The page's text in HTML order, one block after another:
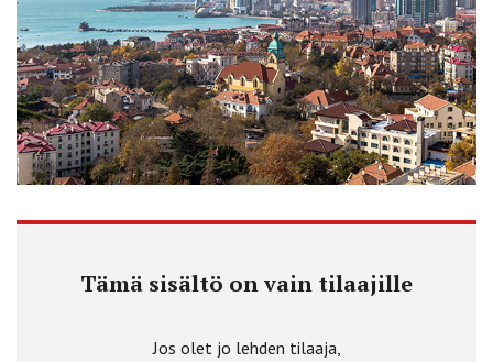
Tämä sisältö on vain tilaajille
Jos olet jo lehden tilaaja,